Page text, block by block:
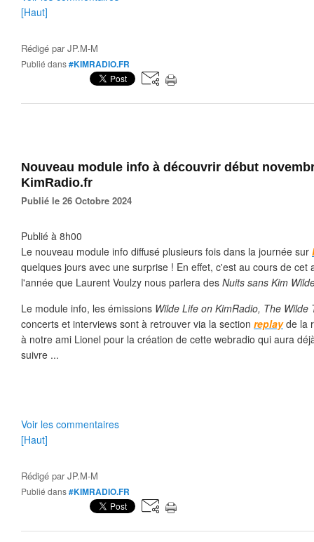
[Haut]
Rédigé parJP.M-M
Publié dans#KIMRADIO.FR
Nouveau module info à découvrir début
KimRadio.fr
Publié le 26 Octobre 2024
Publié à 8h00
Le nouveau module info diffusé plusieurs fois dans la journée sur
quelques jours avec une surprise ! En effet, c'est au cours de cet
l'année que Laurent Voulzy nous parlera des Nuits sans Kim
Le module info, les émissions Wilde Life on KimRadio, The Wilde
concerts et interviews sont à retrouver via la section replayde la
à notre ami Lionel pour la création de cette webradio qui aura
suivre ...
Voir les commentaires
[Haut]
Rédigé parJP.M-M
Publié dans#KIMRADIO.FR